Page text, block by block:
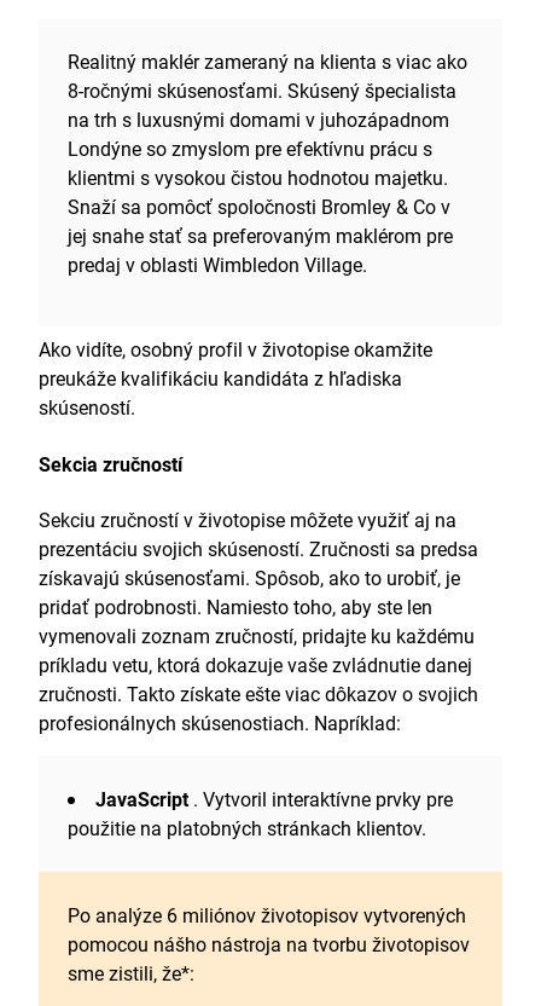
Realitný maklér zameraný na klienta s viac ako
8-ročnými skúsenosťami. Skúsený špecialista
na trh s luxusnými domami v juhozápadnom
Londýne so zmyslom pre efektívnu prácu s
klientmi s vysokou čistou hodnotou majetku.
Snaží sa pomôcť spoločnosti Bromley & Co v
jej snahe stať sa preferovaným maklérom pre
predaj v oblasti Wimbledon Village.
Ako vidíte, osobný profil v životopise okamžite
preukáže kvalifikáciu kandidáta z hľadiska
skúseností.
Sekcia zručností
Sekciu zručností v životopise môžete využiť aj na
prezentáciu svojich skúseností. Zručnosti sa predsa
získavajú skúsenosťami. Spôsob, ako to urobiť, je
pridať podrobnosti. Namiesto toho, aby ste len
vymenovali zoznam zručností, pridajte ku každému
príkladu vetu, ktorá dokazuje vaše zvládnutie danej
zručnosti. Takto získate ešte viac dôkazov o svojich
profesionálnych skúsenostiach. Napríklad:
JavaScript. Vytvoril interaktívne prvky pre
použitie na platobných stránkach klientov.
Po analýze 6 miliónov životopisov vytvorených
pomocou nášho nástroja na tvorbu životopisov
sme zistili, že*: